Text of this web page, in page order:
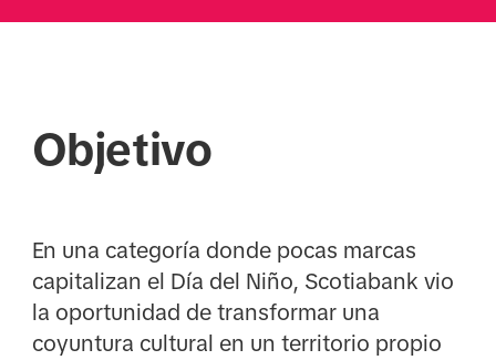
Objetivo
En una categoría donde pocas marcas
capitalizan el Día del Niño, Scotiabank vio
la oportunidad de transformar una
coyuntura cultural en un territorio propio